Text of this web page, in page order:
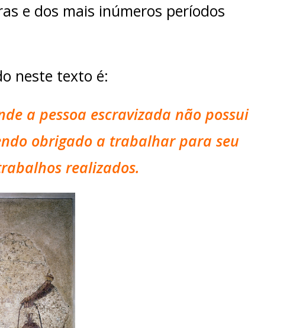
e dos mais inúmeros períodos
neste texto é:
a pessoa escravizada não possui
obrigado a trabalhar para seu
realizados.